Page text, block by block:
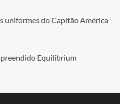
uniformes do Capitão América
Equilibrium